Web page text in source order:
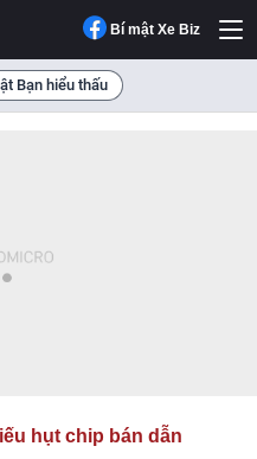
Bí mật Xe Biz
Bạn hiểu thấu
hụt chip bán dẫn